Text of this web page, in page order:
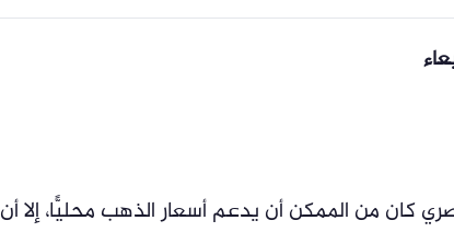
كان من الممكن أن يدعم أسعار الذهب محليًّا، إلا أن